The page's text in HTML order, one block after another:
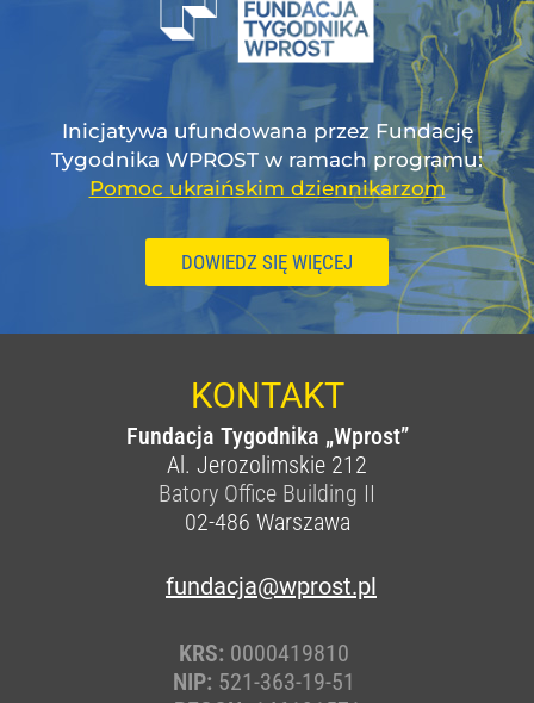
Inicjatywa ufundowana przez Fundację
Tygodnika WPROST w ramach programu:
Pomoc ukraińskim dziennikarzom
DOWIEDZ SIĘ WIĘCEJ
KONTAKT
Fundacja Tygodnika „Wprost”
Al. Jerozolimskie 212
Batory Office Building II
02-486 Warszawa
fundacja@wprost.pl
KRS: 0000419810
NIP: 521-363-19-51